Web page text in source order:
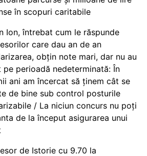
în scopuri caritabile
Ion, întrebat cum le răspunde
care dau an de an
obțin note mari, dar nu au
pe perioadă nedeterminată: În
ani am încercat să ținem cât se
de bine sub control posturile
/ La niciun concurs nu poți
de la început asigurarea unui
de Istorie cu 9.70 la